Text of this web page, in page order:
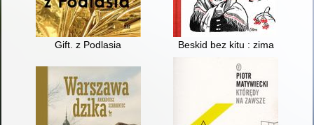
Gift. z Podlasia Beskid bez kitu : zima